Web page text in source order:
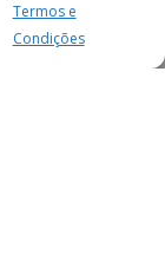
Termos e
Condições